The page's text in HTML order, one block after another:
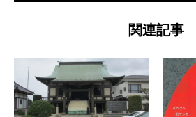
関連記事